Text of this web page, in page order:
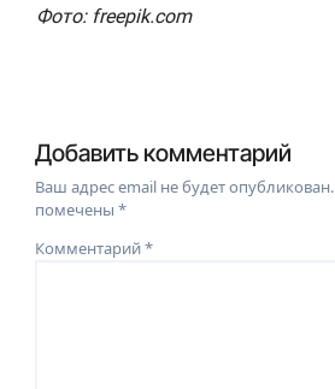
Фото: freepik.com
Добавить комментарий
Ваш адрес email не будет опубликован.
помечены*
Комментарий*